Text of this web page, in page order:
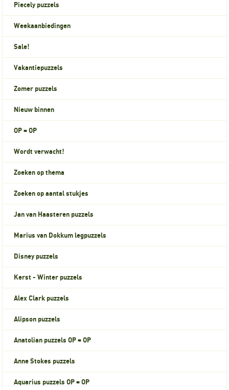
Piecely puzzels
Weekaanbiedingen
Sale!
Vakantiepuzzels
Zomer puzzels
Nieuw binnen
OP = OP
Wordt verwacht!
Zoeken op thema
Zoeken op aantal stukjes
Jan van Haasteren puzzels
Marius van Dokkum legpuzzels
Disney puzzels
Kerst - Winter puzzels
Alex Clark puzzels
Alipson puzzels
Anatolian puzzels OP = OP
Anne Stokes puzzels
Aquarius puzzels OP = OP